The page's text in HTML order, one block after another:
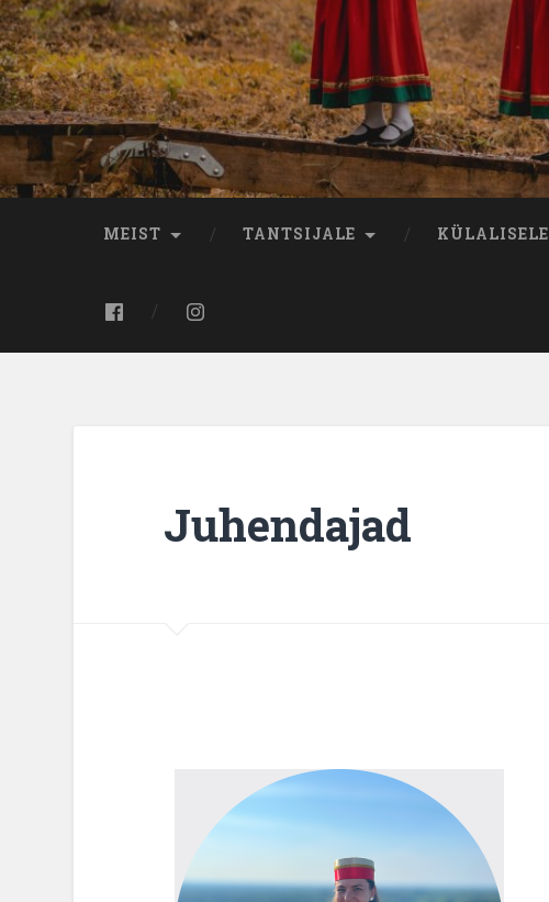
MEIST TANTSIJALE KÜLALISELE
Juhendajad